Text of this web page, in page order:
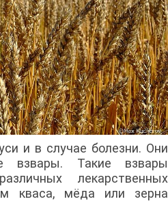
и в случае болезни. Они
взвары. Такие взвары
лекарственных
кваса, мёда или зерна